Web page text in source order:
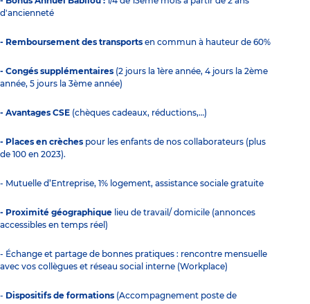
d'ancienneté
- Remboursement des transports en commun à hauteur de 60%
- Congés supplémentaires (2 jours la 1ère année, 4 jours la 2ème
année, 5 jours la 3ème année)
- Avantages CSE (chèques cadeaux, réductions,…)
- Places en crèches pour les enfants de nos collaborateurs (plus
de 100 en 2023).
- Mutuelle d’Entreprise, 1% logement, assistance sociale gratuite
- Proximité géographique lieu de travail/ domicile (annonces
accessibles en temps réel)
- Échange et partage de bonnes pratiques : rencontre mensuelle
avec vos collègues et réseau social interne (Workplace)
- Dispositifs de formations (Accompagnement poste de